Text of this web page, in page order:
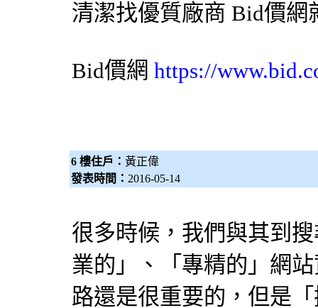
清潔找優質廠商 Bid價網
Bid價網 https://
6 樓住戶： 黃正偉
發表時間： 2016-05-14
很多時候，我們與其到
業的」、「專精的」網
路還是很重要的，但是